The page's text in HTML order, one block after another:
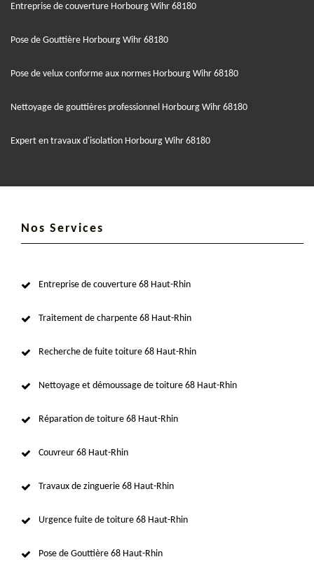
Entreprise de couverture Horbourg Wihr 68180
Pose de Gouttière Horbourg Wihr 68180
Pose de velux conforme aux normes Horbourg Wihr 68180
Nettoyage de gouttières professionnel Horbourg Wihr 68180
Expert en travaux d'isolation Horbourg Wihr 68180
Nos Services
Entreprise de couverture 68 Haut-Rhin
Traitement de charpente 68 Haut-Rhin
Recherche de fuite toiture 68 Haut-Rhin
Nettoyage et démoussage de toiture 68 Haut-Rhin
Réparation de toiture 68 Haut-Rhin
Couvreur 68 Haut-Rhin
Travaux de zinguerie 68 Haut-Rhin
Urgence fuite de toiture 68 Haut-Rhin
Pose de Gouttière 68 Haut-Rhin